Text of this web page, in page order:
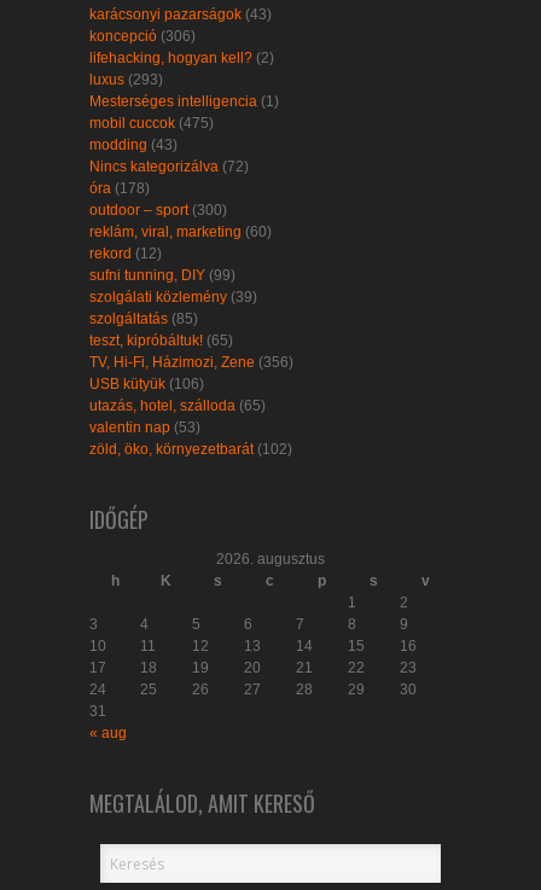
karácsonyi pazarságok (43)
koncepció (306)
lifehacking, hogyan kell? (2)
luxus (293)
Mesterséges intelligencia (1)
mobil cuccok (475)
modding (43)
Nincs kategorizálva (72)
óra (178)
outdoor – sport(300)
reklám, viral, marketing (60)
rekord (12)
sufni tunning, DIY (99)
szolgálati közlemény (39)
szolgáltatás (85)
teszt, kipróbáltuk! (65)
TV, Hi-Fi, Házimozi, Zene (356)
USB kütyük (106)
utazás, hotel, szálloda (65)
valentin nap (53)
zöld, öko, környezetbarát(102)
IDŐGÉP
2026. augusztus
h
K s c p s
v
1
2
3
4 5 6 7 8
9
10
11 12 13 14 15
16
17
18 19 20 21 22
23
24
25 26 27 28 29
30
31
« aug
MEGTALÁLOD, AMIT KERESŐ